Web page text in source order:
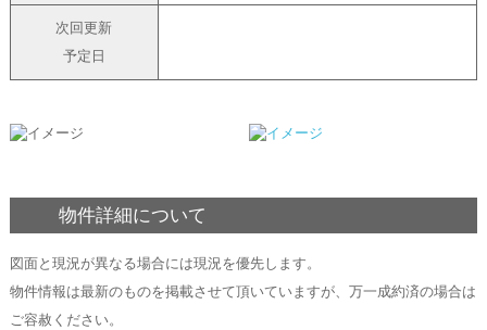
次回更新
予定日
物件詳細について
図面と現況が異なる場合には現況を優先します。
物件情報は最新のものを掲載させて頂いていますが、万一成約済の場合は
ご容赦ください。